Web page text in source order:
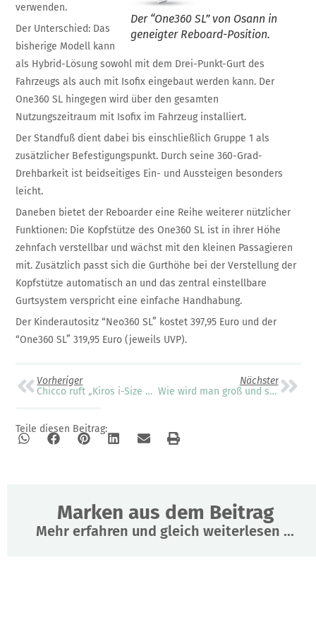
Der “One360 SL” von Osann in
geneigter Reboard-Position.
verwenden.
Der Unterschied: Das
bisherige Modell kann
als Hybrid-Lösung sowohl mit dem Drei-Punkt-Gurt des
Fahrzeugs als auch mit Isofix eingebaut werden kann. Der
One360 SL hingegen wird über den gesamten
Nutzungszeitraum mit Isofix im Fahrzeug installiert.
Der Standfuß dient dabei bis einschließlich Gruppe 1 als
zusätzlicher Befestigungspunkt. Durch seine 360-Grad-
Drehbarkeit ist beidseitiges Ein- und Aussteigen besonders
leicht.
Daneben bietet der Reboarder eine Reihe weiterer nützlicher
Funktionen: Die Kopfstütze des One360 SL ist in ihrer Höhe
zehnfach verstellbar und wächst mit den kleinen Passagieren
mit. Zusätzlich passt sich die Gurthöhe bei der Verstellung der
Kopfstütze automatisch an und das zentral einstellbare
Gurtsystem verspricht eine einfache Handhabung.
Der Kinderautositz “Neo360 SL” kostet 397,95 Euro und der
“One360 SL” 319,95 Euro (jeweils UVP).
Vorheriger
Chicco ruft „Kiros i-Size Base“ zurück
Nächster
Wie wird man groß und stark?
Teile diesen Beitrag:
Marken aus dem Beitrag
Mehr erfahren und gleich weiterlesen ...